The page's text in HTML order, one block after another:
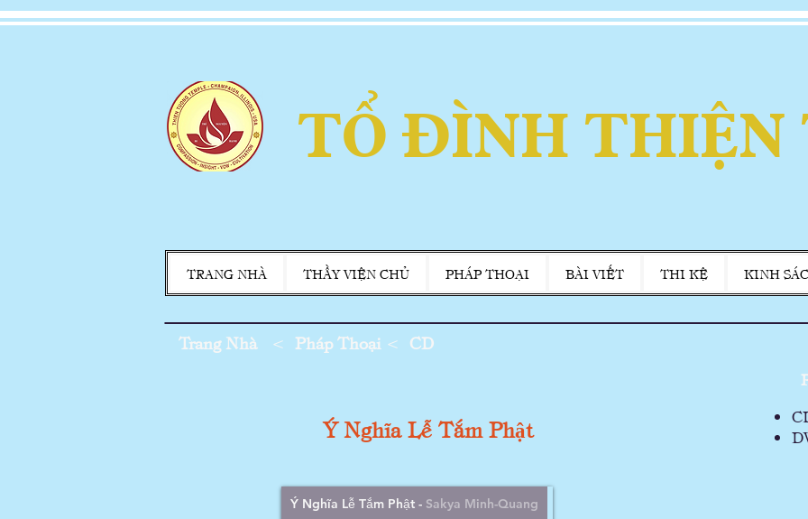
TỔ ĐÌNH THIỆN
TRANG NHÀ THẦY VIỆN CHỦ PHÁP THOẠI BÀI VIẾT THI KỆ KINH
Trang Nhà < Pháp Thoại < CD
Ý Nghĩa Lễ Tắm Phật
Ý Nghĩa Lễ Tắm Phật - Sakya Minh-Quang